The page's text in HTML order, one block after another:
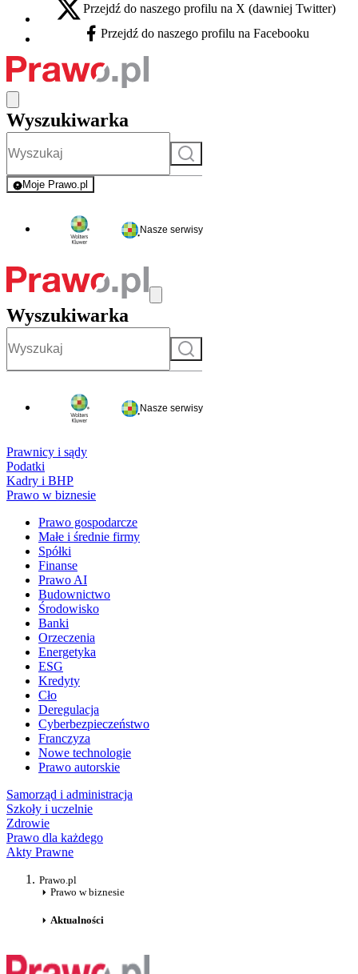
X - otwiera się w nowej karcie
Przejdź do naszego profilu na X (dawniej Twitter)
Facebook - otwiera się w nowej karcie
Przejdź do naszego profilu na Facebooku
Wyszukiwarka
Szukaj
Moje Prawo.pl
- rejestracja i logowanie do serwisu
Nasze serwisy
Wyszukiwarka
Szukaj
Nasze serwisy
Prawnicy i sądy
Podatki
Kadry i BHP
Prawo w biznesie
Prawo gospodarcze
Małe i średnie firmy
Spółki
Finanse
Prawo AI
Budownictwo
Środowisko
Banki
Orzeczenia
Energetyka
ESG
Kredyty
Cło
Deregulacja
Cyberbezpieczeństwo
Franczyza
Nowe technologie
Prawo autorskie
Samorząd i administracja
Szkoły i uczelnie
Zdrowie
Prawo dla każdego
Akty Prawne
Prawo.pl
Prawo w biznesie
Aktualności